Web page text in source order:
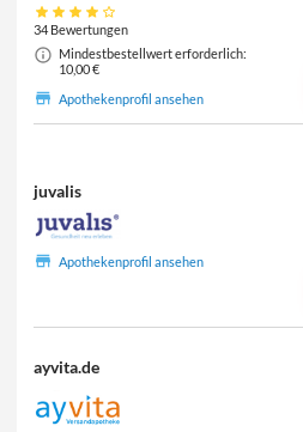
34 Bewertungen
Mindestbestellwert erforderlich:
10,00 €
Apothekenprofil ansehen
juvalis
Apothekenprofil ansehen
ayvita.de